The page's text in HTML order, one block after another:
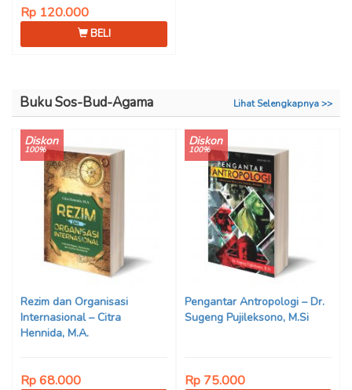
Rp 120.000
BELI
Buku Sos-Bud-Agama Lihat Selengkapnya >>
Diskon
100%
Rezim dan Organisasi
Internasional – Citra
Hennida, M.A.
Rp 68.000
Diskon
100%
Pengantar Antropologi – Dr.
Sugeng Pujileksono, M.Si
Rp 75.000